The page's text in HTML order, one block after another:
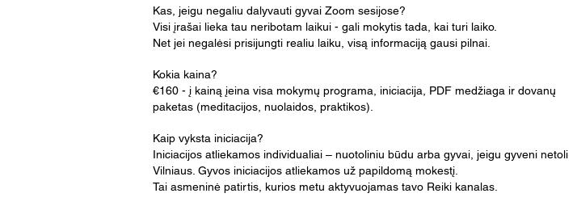
Kas, jeigu negaliu dalyvauti gyvai Zoom sesijose?
Visi įrašai lieka tau neribotam laikui - gali mokytis tada, kai turi laiko.
Net jei negalėsi prisijungti realiu laiku, visą informaciją gausi pilnai.
Kokia kaina?
€160 - į kainą įeina visa mokymų programa, iniciacija, PDF medžiaga ir dovanų
paketas (meditacijos, nuolaidos, praktikos).
Kaip vyksta iniciacija?
Iniciacijos atliekamos individualiai – nuotoliniu būdu arba gyvai, jeigu gyveni netoli
Vilniaus. Gyvos iniciacijos atliekamos už papildomą mokestį.
Tai asmeninė patirtis, kurios metu aktyvuojamas tavo Reiki kanalas.